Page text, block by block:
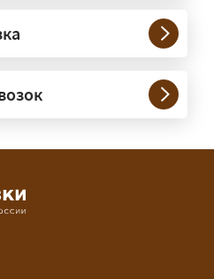
по всей
км). Груз едет от
на одной машине,
берём грузы от
и попутные